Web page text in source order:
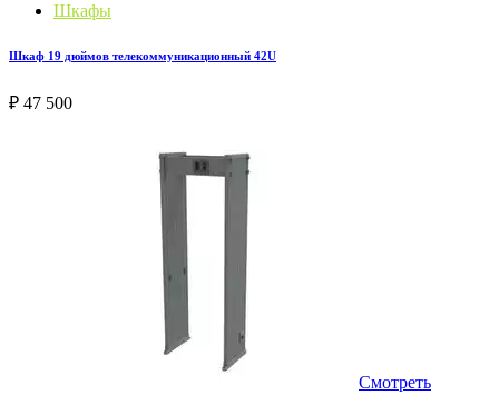
Шкафы
Шкаф 19 дюймов телекоммуникационный 42U
₽ 47 500
Смотреть